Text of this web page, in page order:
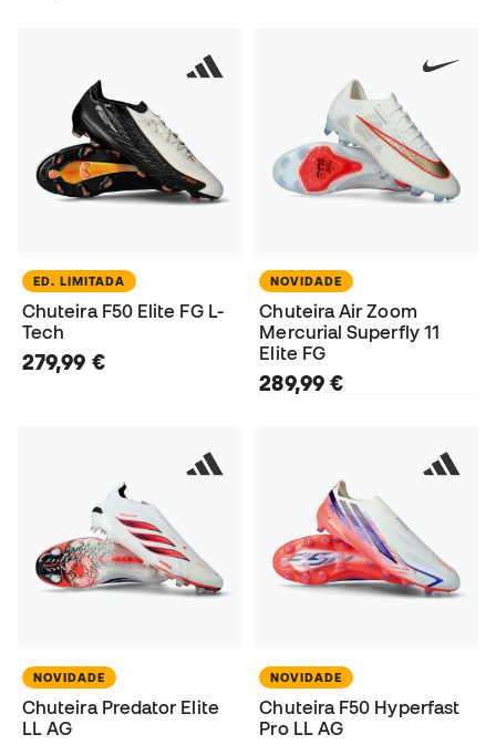
ED. LIMITADA
Chuteira F50 Elite FG L-
Tech
279,99 €
NOVIDADE
Chuteira Air Zoom
Mercurial Superfly 11
Elite FG
289,99 €
NOVIDADE
Chuteira Predator Elite
LL AG
NOVIDADE
Chuteira F50 Hyperfast
Pro LL AG